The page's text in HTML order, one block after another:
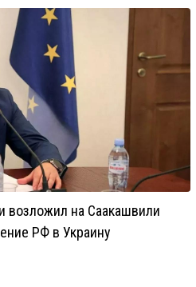
возложил на Саакашвили
РФ в Украину